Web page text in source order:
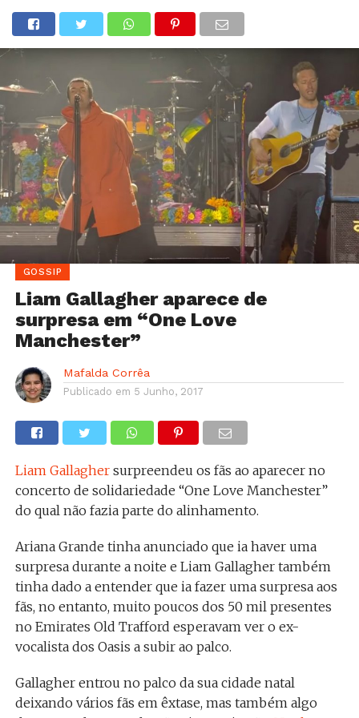
GOSSIP
Liam Gallagher aparece de
surpresa em “One Love
Manchester”
Mafalda Corrêa
Publicado em 5 Junho, 2017
Liam Gallaghersurpreendeu os fãs ao aparecer no
concerto de solidariedade “One Love Manchester”
do qual não fazia parte do alinhamento.
Ariana Grande tinha anunciado que ia haver uma
surpresa durante a noite e Liam Gallagher também
tinha dado a entender que ia fazer uma surpresa aos
fãs, no entanto, muito poucos dos 50 mil presentes
no Emirates Old Trafford esperavam ver o ex-
vocalista dos Oasis a subir ao palco.
Gallagher entrou no palco da sua cidade natal
deixando vários fãs em êxtase, mas também algo